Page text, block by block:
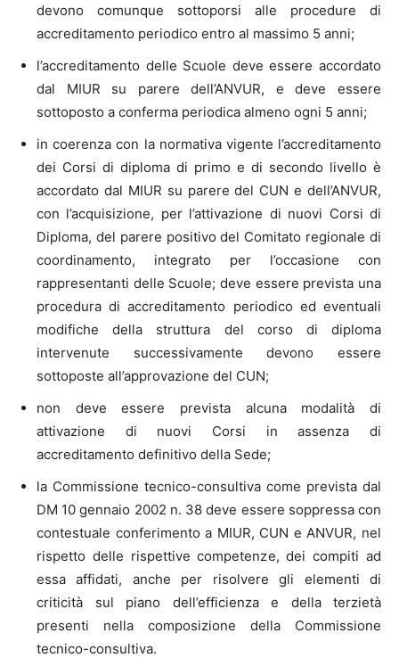
devono comunque sottoporsi alle procedure di
accreditamento periodico entro al massimo 5 anni;
l’accreditamento delle Scuole deve essere accordato
dal MIUR su parere dell’ANVUR, e deve essere
sottoposto a conferma periodica almeno ogni 5 anni;
in coerenza con la normativa vigente l’accreditamento
dei Corsi di diploma di primo e di secondo livello è
accordato dal MIUR su parere del CUN e dell’ANVUR,
con l’acquisizione, per l’attivazione di nuovi Corsi di
Diploma, del parere positivo del Comitato regionale di
coordinamento, integrato per l’occasione con
rappresentanti delle Scuole; deve essere prevista una
procedura di accreditamento periodico ed eventuali
modifiche della struttura del corso di diploma
intervenute successivamente devono essere
sottoposte all’approvazione del CUN;
non deve essere prevista alcuna modalità di
attivazione di nuovi Corsi in assenza di
accreditamento definitivo della Sede;
la Commissione tecnico-consultiva come prevista dal
DM 10 gennaio 2002 n. 38 deve essere soppressa con
contestuale conferimento a MIUR, CUN e ANVUR, nel
rispetto delle rispettive competenze, dei compiti ad
essa affidati, anche per risolvere gli elementi di
criticità sul piano dell’efficienza e della terzietà
presenti nella composizione della Commissione
tecnico-consultiva.